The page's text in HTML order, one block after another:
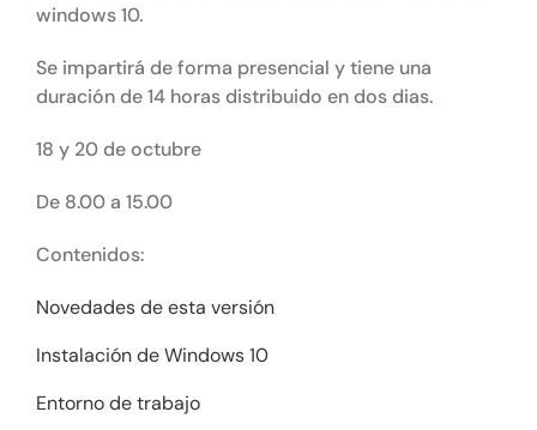
windows 10.
Se impartirá de forma presencial y tiene una
duración de 14 horas distribuido en dos dias.
18 y 20 de octubre
De 8.00 a 15.00
Contenidos:
Novedades de esta versión
Instalación de Windows 10
Entorno de trabajo